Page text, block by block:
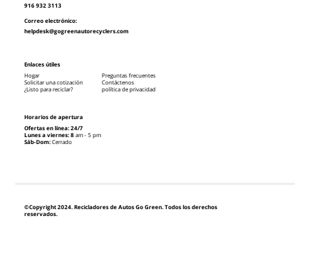
©Copyright 2024. Recicladores de Autos Go Green. Todos los derechos
reservados.
916 932 3113
Correo electrónico:
helpdesk@gogreenautorecyclers.com
Horarios de apertura
Ofertas en línea: 24/7
Lunes a viernes: 8am - 5 pm
Sáb-Dom:Cerrado
Enlaces útiles
Hogar
Solicitar una cotización
¿Listo para reciclar?
Preguntas frecuentes
Contáctenos
política de privacidad